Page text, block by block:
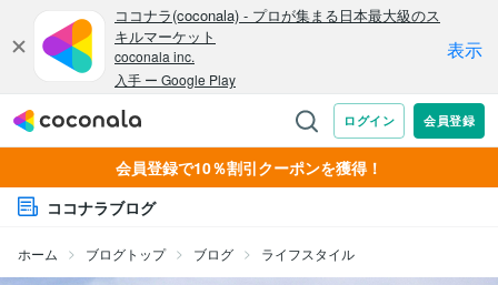
会員登録で10％割引クーポンを獲得！
ココナラブログ
ホーム ブログトップ ブログ ライフスタイル